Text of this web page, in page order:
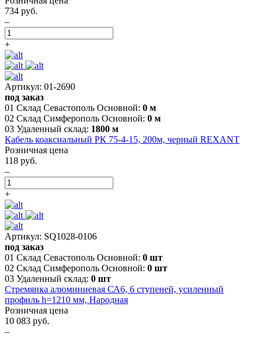
734 руб.
–
+
Артикул: 01-2690
под заказ
01 Склад Севастополь Основной: 0 м
02 Склад Симферополь Основной: 0 м
03 Удаленный склад: 1800 м
Кабель коаксиальный РК 75-4-15, 200м, черный REXANT
Розничная цена
118 руб.
–
+
Артикул: SQ1028-0106
под заказ
01 Склад Севастополь Основной: 0 шт
02 Склад Симферополь Основной: 0 шт
03 Удаленный склад: 0 шт
Стремянка алюминиевая СА6, 6 ступеней, усиленный
профиль h=1210 мм, Народная
Розничная цена
10 083 руб.
–